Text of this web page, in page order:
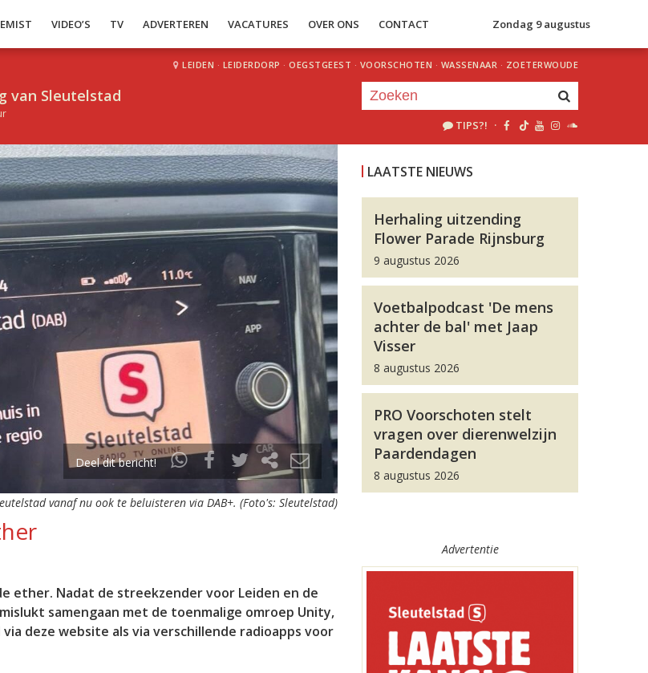
VIDEO’S TV ADVERTEREN VACATURES OVER ONS CONTACT Zondag 9 augustus
van Sleutelstad
LEIDEN · LEIDERDORP · OEGSTGEEST · VOORSCHOTEN · WASSENAAR · ZOETERWOUDE
TIPS?! ·
Deel dit bericht!
vanaf nu ook te beluisteren via DAB+. (Foto's: Sleutelstad)
ether. Nadat de streekzender voor Leiden en de
samengaan met de toenmalige omroep Unity,
deze website als via verschillende radioapps voor
LAATSTE NIEUWS
Herhaling uitzending
Flower Parade Rijnsburg
9 augustus 2026
Voetbalpodcast 'De mens
achter de bal' met Jaap
Visser
8 augustus 2026
PRO Voorschoten stelt
vragen over dierenwelzijn
Paardendagen
8 augustus 2026
Advertentie